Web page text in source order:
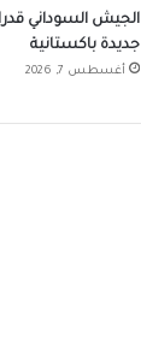
الجيش السوداني
جديدة باكستانية
أغسطس 7, 2026